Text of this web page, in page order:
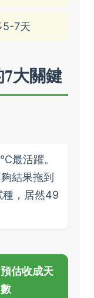
5-7天
大關鍵
最活躍。
結果拖到
種，居然49
預估收成天
數